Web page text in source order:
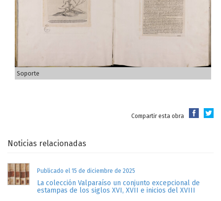
Soporte
Compartir esta obra
Noticias relacionadas
Publicado el 15 de diciembre de 2025
La colección Valparaíso un conjunto excepcional de
estampas de los siglos XVI, XVII e inicios del XVIII